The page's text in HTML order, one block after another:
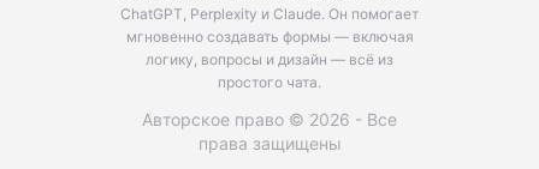
ChatGPT, Perplexity и Claude. Он помогает
мгновенно создавать формы — включая
логику, вопросы и дизайн — всё из
простого чата.
Авторское право © 2026 - Все
права защищены